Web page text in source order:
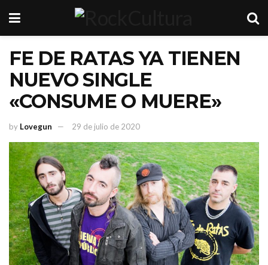
FE DE RATAS YA TIENEN
NUEVO SINGLE
«CONSUME O MUERE»
by Lovegun 29 de julio de 2020